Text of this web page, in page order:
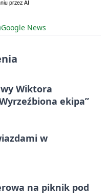
Google News
Wiktora
ekipa”
w
na piknik pod